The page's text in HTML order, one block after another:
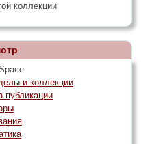
коллекции
и коллекции
публикации